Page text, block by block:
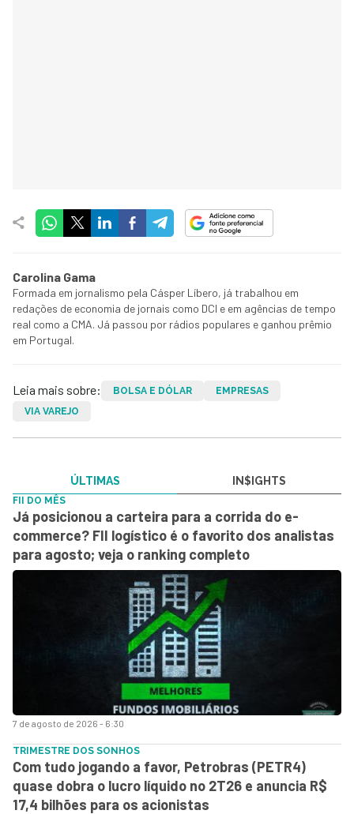
Carolina Gama
Formada em jornalismo pela Cásper Líbero, já trabalhou em
redações de economia de jornais como DCI e em agências de tempo
real como a CMA. Já passou por rádios populares e ganhou prêmio
em Portugal.
Leia mais sobre: BOLSA E DÓLAR
EMPRESAS
VIA VAREJO
ÚLTIMAS IN$IGHTS
7 de agosto de 2026 - 6:30
FII DO MÊS
Já posicionou a carteira para a corrida do e-
commerce? FII logístico é o favorito dos analistas
para agosto; veja o ranking completo
TRIMESTRE DOS SONHOS
Com tudo jogando a favor, Petrobras (PETR4)
quase dobra o lucro líquido no 2T26 e anuncia R$
17,4 bilhões para os acionistas